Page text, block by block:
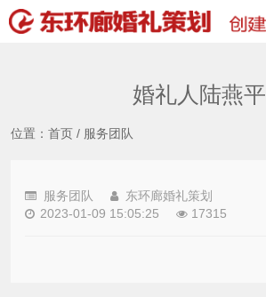
婚礼人陆燕平
位置： 首页 / 服务团队
服务团队
东环廊婚礼策划
2023-01-09 15:05:25
17315